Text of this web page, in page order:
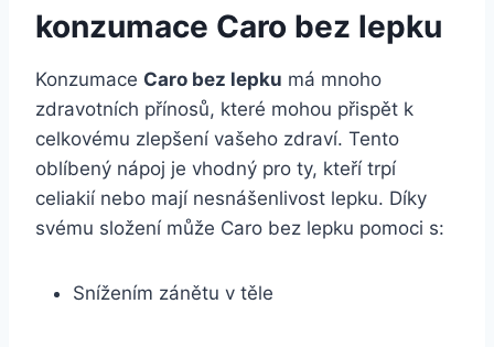
konzumace Caro bez lepku
Konzumace Caro bez lepku má mnoho
zdravotních přínosů, které mohou přispět k
celkovému zlepšení vašeho zdraví. Tento
oblíbený nápoj je vhodný pro ty, kteří trpí
celiakií nebo mají nesnášenlivost lepku. Díky
svému složení může Caro bez lepku pomoci s:
Snížením zánětu v těle